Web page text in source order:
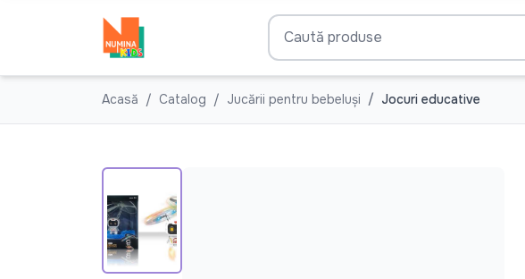
Acasă Catalog Jucării pentru bebeluşi Jocuri educative